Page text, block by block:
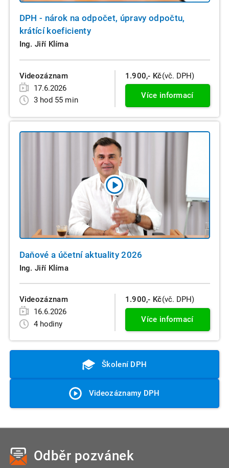
DPH - nárok na odpočet, úpravy odpočtu,
krátící koeficienty
Ing. Jiří Klíma
Videozáznam
17.6.2026
3 hod 55 min
1.900,- Kč(vč. DPH)
Více informací
Daňové a účetní aktuality 2026
Ing. Jiří Klíma
Videozáznam
16.6.2026
4 hodiny
1.900,- Kč(vč. DPH)
Více informací
Školení DPH
Videozáznamy DPH
Odběr pozvánek